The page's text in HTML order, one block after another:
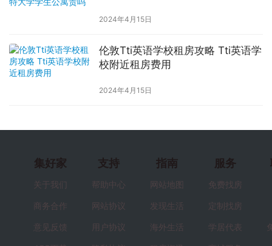
2024年4月15日
伦敦Tti英语学校租房攻略 Tti英语学
校附近租房费用
2024年4月15日
集好家
关于我们
商务合作
意见反馈
支持
帮助中心
网站协议
用户协议
指南
网站地图
发现生活
海外生活
服务
免费找房
定制找房
学居代表